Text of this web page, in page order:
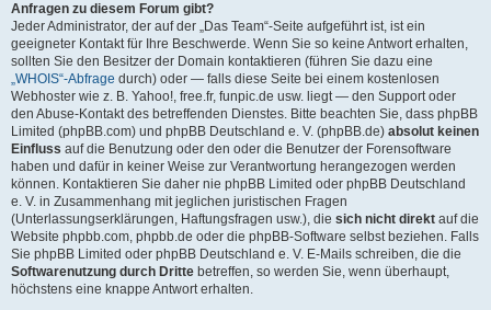
Anfragen zu diesem Forum gibt?
Jeder Administrator, der auf der „Das Team“-Seite aufgeführt ist, ist ein
geeigneter Kontakt für Ihre Beschwerde. Wenn Sie so keine Antwort erhalten,
sollten Sie den Besitzer der Domain kontaktieren (führen Sie dazu eine
„WHOIS“-Abfrage durch) oder — falls diese Seite bei einem kostenlosen
Webhoster wie z. B. Yahoo!, free.fr, funpic.de usw. liegt — den Support oder
den Abuse-Kontakt des betreffenden Dienstes. Bitte beachten Sie, dass phpBB
Limited (phpBB.com) und phpBB Deutschland e. V. (phpBB.de) absolut keinen
Einfluss auf die Benutzung oder den oder die Benutzer der Forensoftware
haben und dafür in keiner Weise zur Verantwortung herangezogen werden
können. Kontaktieren Sie daher nie phpBB Limited oder phpBB Deutschland
e. V. in Zusammenhang mit jeglichen juristischen Fragen
(Unterlassungserklärungen, Haftungsfragen usw.), die sich nicht direkt auf die
Website phpbb.com, phpbb.de oder die phpBB-Software selbst beziehen. Falls
Sie phpBB Limited oder phpBB Deutschland e. V. E-Mails schreiben, die die
Softwarenutzung durch Dritte betreffen, so werden Sie, wenn überhaupt,
höchstens eine knappe Antwort erhalten.